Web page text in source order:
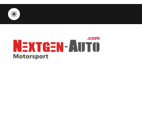
Nextgen-Auto.com